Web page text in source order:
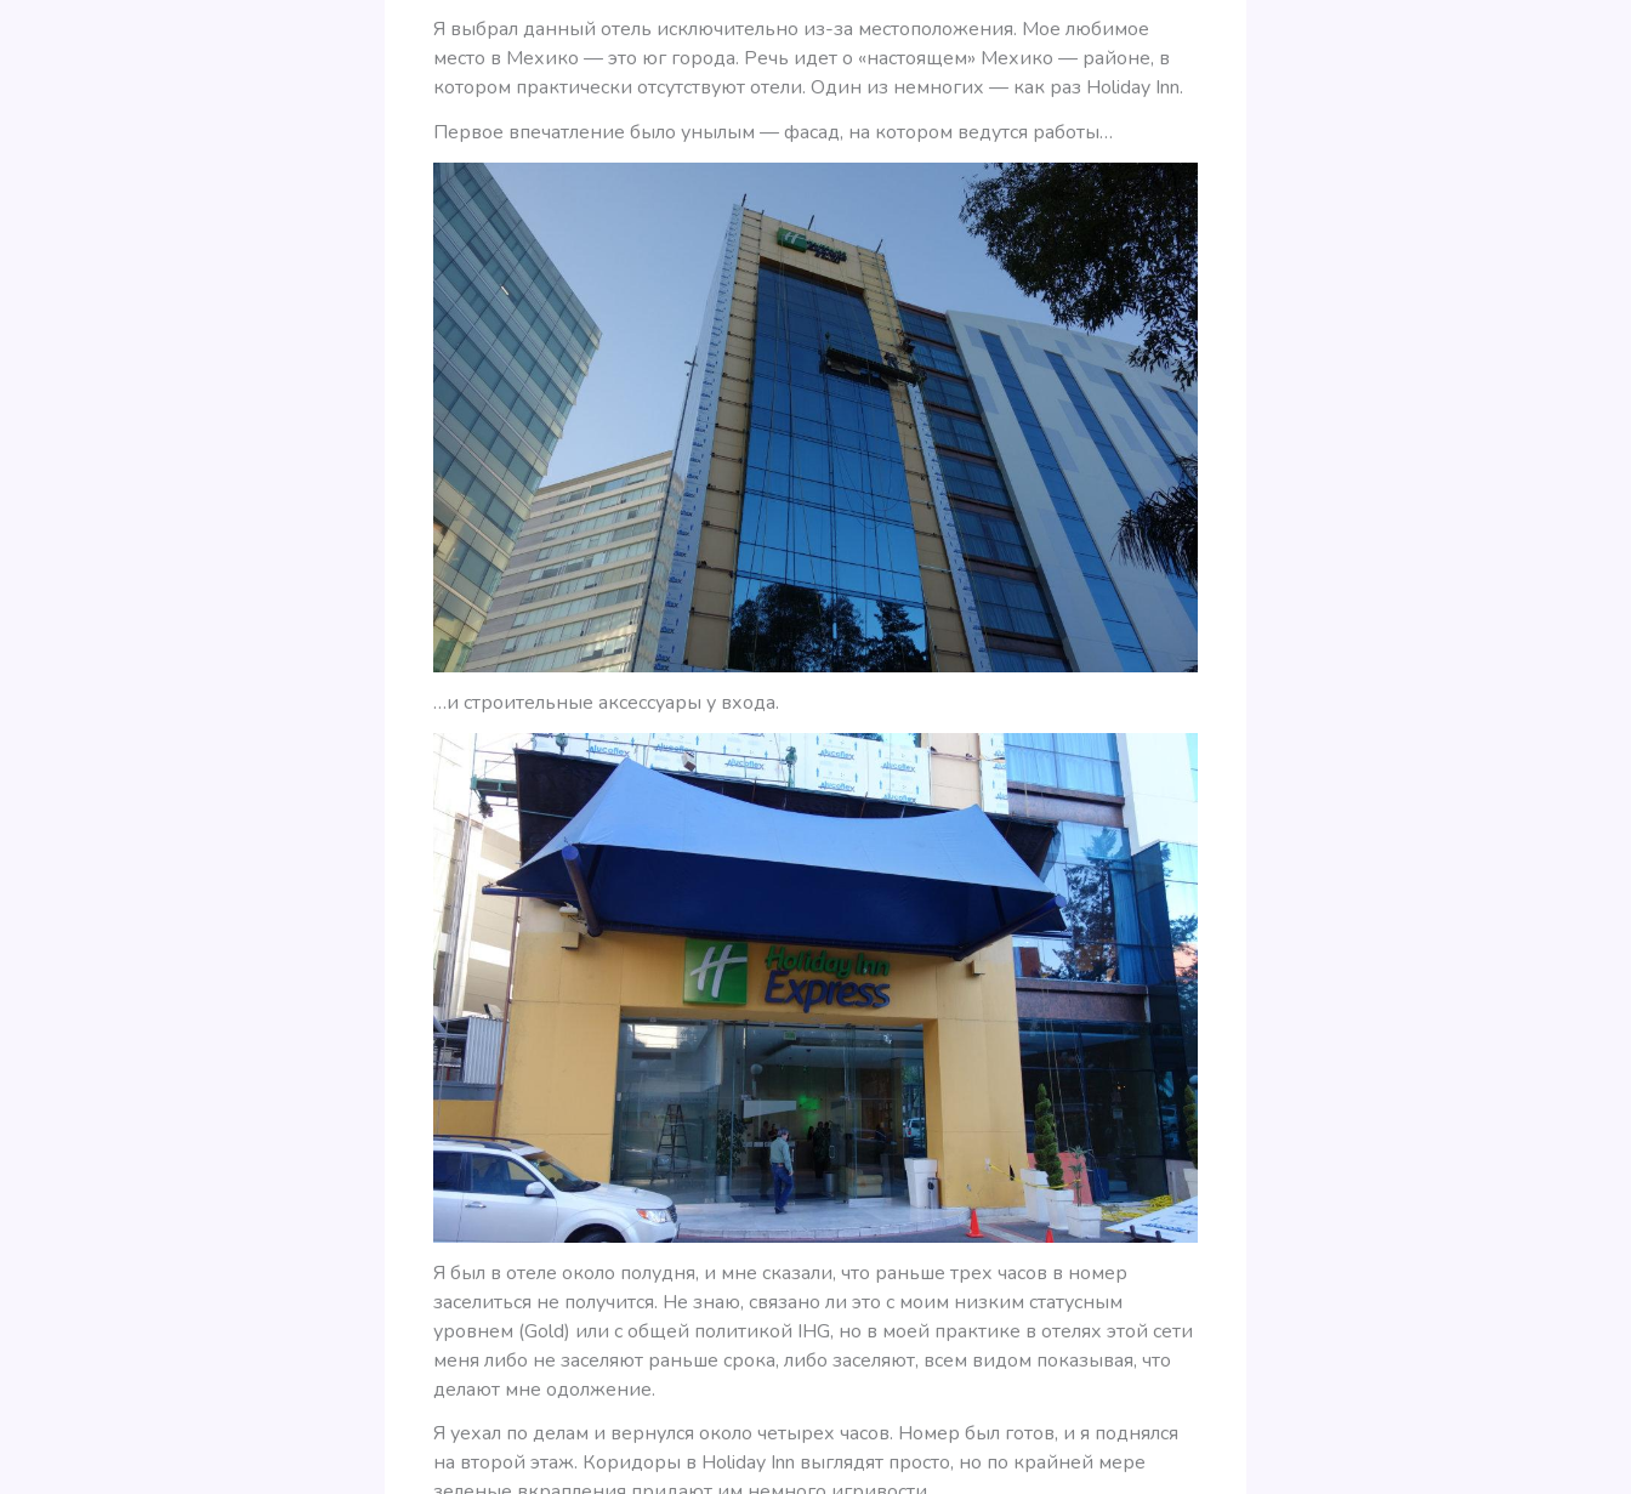
Я выбрал данный отель исключительно из-за местоположения. Мое любимое
место в Мехико — это юг города. Речь идет о «настоящем» Мехико — районе, в
котором практически отсутствуют отели. Один из немногих — как раз Holiday Inn.
Первое впечатление было унылым — фасад, на котором ведутся работы…
…и строительные аксессуары у входа.
Я был в отеле около полудня, и мне сказали, что раньше трех часов в номер
заселиться не получится. Не знаю, связано ли это с моим низким статусным
уровнем (Gold) или с общей политикой IHG, но в моей практике в отелях этой сети
меня либо не заселяют раньше срока, либо заселяют, всем видом показывая, что
делают мне одолжение.
Я уехал по делам и вернулся около четырех часов. Номер был готов, и я поднялся
на второй этаж. Коридоры в Holiday Inn выглядят просто, но по крайней мере